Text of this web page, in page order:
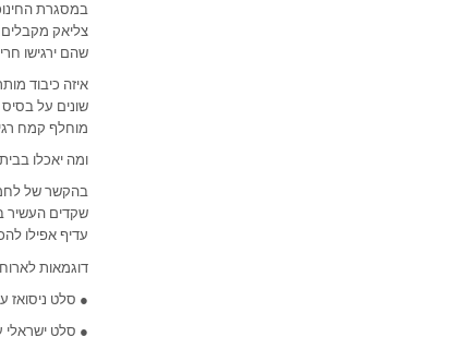
במסגרת
צליאק מקבלים
שהם ירגישו
איזה כיבוד
שונים על בסיס
מוחלף קמח
ומה יאכלו
בהקשר של
שקדים העשיר
עדיף אפילו
דוגמאות
● סלט ניסואז
● סלט ישראלי